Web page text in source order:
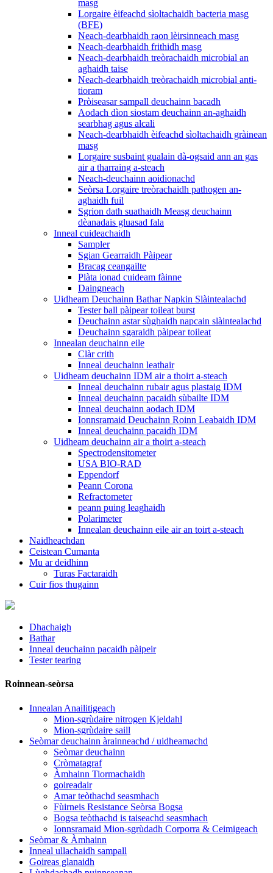
masg
Lorgaire èifeachd sìoltachaidh bacteria masg
(BFE)
Neach-dearbhaidh raon lèirsinneach masg
Neach-dearbhaidh frithidh masg
Neach-dearbhaidh treòrachaidh microbial an
aghaidh taise
Neach-dearbhaidh treòrachaidh microbial anti-
tioram
Pròiseasar sampall deuchainn bacadh
Aodach dìon siostam deuchainn an-aghaidh
searbhag agus alcali
Neach-dearbhaidh èifeachd sìoltachaidh gràinean
masg
Lorgaire susbaint gualain dà-ogsaid ann an gas
air a tharraing a-steach
Neach-deuchainn aoidionachd
Seòrsa Lorgaire treòrachaidh pathogen an-
aghaidh fuil
Sgrion dath suathaidh Measg deuchainn
dèanadais gluasad fala
Inneal cuideachaidh
Sampler
Sgian Gearraidh Pàipear
Bracag ceangailte
Plàta ionad cuideam fàinne
Daingneach
Uidheam Deuchainn Bathar Napkin Slàintealachd
Tester ball pàipear toileat burst
Deuchainn astar sùghaidh napcain slàintealachd
Deuchainn sgaraidh pàipear toileat
Innealan deuchainn eile
Clàr crith
Inneal deuchainn leathair
Uidheam deuchainn IDM air a thoirt a-steach
Inneal deuchainn rubair agus plastaig IDM
Inneal deuchainn pacaidh sùbailte IDM
Inneal deuchainn aodach IDM
Ionnsramaid Deuchainn Roinn Leabaidh IDM
Inneal deuchainn pacaidh IDM
Uidheam deuchainn air a thoirt a-steach
Spectrodensitometer
USA BIO-RAD
Eppendorf
Peann Corona
Refractometer
peann puing leaghaidh
Polarimeter
Innealan deuchainn eile air an toirt a-steach
Naidheachdan
Ceistean Cumanta
Mu ar deidhinn
Turas Factaraidh
Cuir fios thugainn
Dhachaigh
Bathar
Inneal deuchainn pacaidh pàipeir
Tester tearing
Roinnean-seòrsa
Innealan Anailitigeach
Mion-sgrùdaire nitrogen Kjeldahl
Mion-sgrùdaire saill
Seòmar deuchainn àrainneachd / uidheamachd
Seòmar deuchainn
Cròmatagraf
Àmhainn Tiormachaidh
goireadair
Amar teòthachd seasmhach
Fùirneis Resistance Seòrsa Bogsa
Bogsa teòthachd is taiseachd seasmhach
Ionnsramaid Mion-sgrùdadh Corporra & Ceimigeach
Seòmar & Àmhainn
Inneal ullachaidh sampall
Goireas glanaidh